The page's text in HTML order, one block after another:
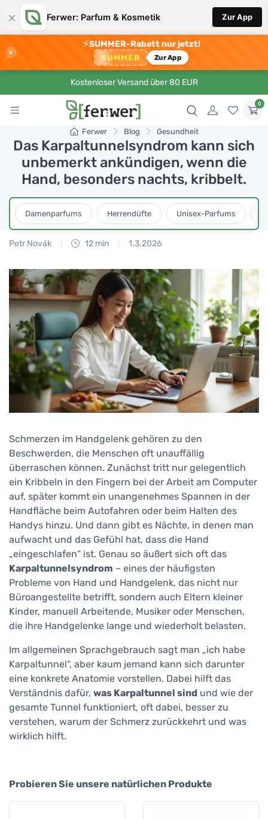
× Ferwer: Parfum & Kosmetik Zur App
×
⚡SUMMER-Rabatt nur jetzt!
SUMMER Zur App
Kostenloser Versand über 80 EUR
0
Ferwer Blog Gesundheit
Das Karpaltunnelsyndrom kann sich
unbemerkt ankündigen, wenn die
Hand, besonders nachts, kribbelt.
Damenparfums Herrendüfte Unisex-Parfums
Petr Novák 12 min 1.3.2026
Schmerzen im Handgelenk gehören zu den
Beschwerden, die Menschen oft unauffällig
überraschen können. Zunächst tritt nur gelegentlich
ein Kribbeln in den Fingern bei der Arbeit am Computer
auf, später kommt ein unangenehmes Spannen in der
Handfläche beim Autofahren oder beim Halten des
Handys hinzu. Und dann gibt es Nächte, in denen man
aufwacht und das Gefühl hat, dass die Hand
„eingeschlafen“ ist. Genau so äußert sich oft das
Karpaltunnelsyndrom – eines der häufigsten
Probleme von Hand und Handgelenk, das nicht nur
Büroangestellte betrifft, sondern auch Eltern kleiner
Kinder, manuell Arbeitende, Musiker oder Menschen,
die ihre Handgelenke lange und wiederholt belasten.
Im allgemeinen Sprachgebrauch sagt man „ich habe
Karpaltunnel“, aber kaum jemand kann sich darunter
eine konkrete Anatomie vorstellen. Dabei hilft das
Verständnis dafür, was Karpaltunnel sind und wie der
gesamte Tunnel funktioniert, oft dabei, besser zu
verstehen, warum der Schmerz zurückkehrt und was
wirklich hilft.
Probieren Sie unsere natürlichen Produkte